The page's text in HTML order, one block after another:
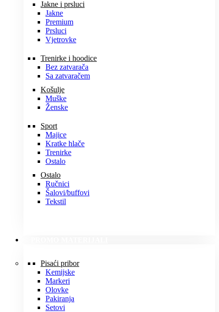
Jakne i prsluci
Jakne
Premium
Prsluci
Vjetrovke
Trenirke i hoodice
Bez zatvarača
Sa zatvaračem
Košulje
Muške
Ženske
Sport
Majice
Kratke hlače
Trenirke
Ostalo
Ostalo
Ručnici
Šalovi/buffovi
Tekstil
Pisaći pribor
Kemijske
Markeri
Olovke
Pakiranja
Setovi